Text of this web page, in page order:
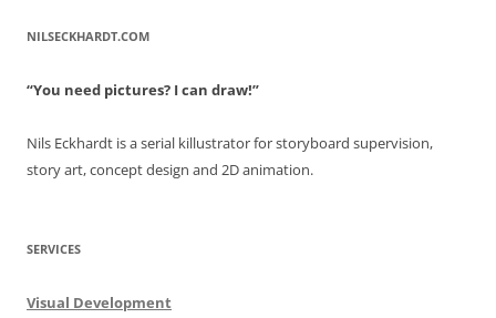
NILSECKHARDT.COM
“You need pictures? I can draw!”
Nils Eckhardt is a serial killustrator for storyboard supervision,
story art, concept design and 2D animation.
SERVICES
Visual Development